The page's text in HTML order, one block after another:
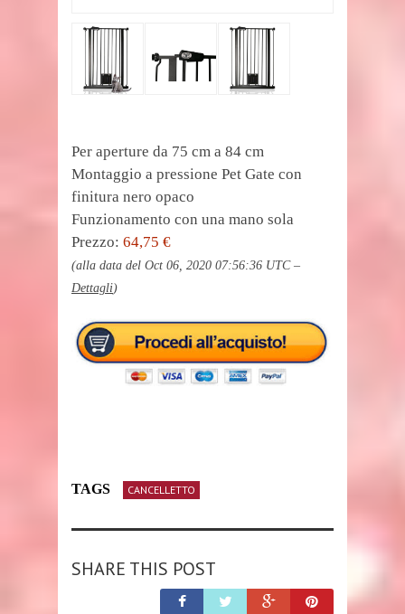
Per aperture da 75 cm a 84 cm
Montaggio a pressione Pet Gate con
finitura nero opaco
Funzionamento con una mano sola
Prezzo: 64,75 €
(alla data del Oct 06, 2020 07:56:36 UTC –
Dettagli)
TAGS CANCELLETTO
SHARE THIS POST